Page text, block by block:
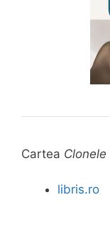
Cartea Clonele
libris.ro